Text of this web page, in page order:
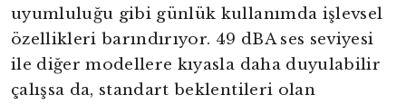
uyumluluğu gibi günlük kullanımda işlevsel
özellikleri barındırıyor. 49 dBA ses seviyesi
ile diğer modellere kıyasla daha duyulabilir
çalışsa da, standart beklentileri olan